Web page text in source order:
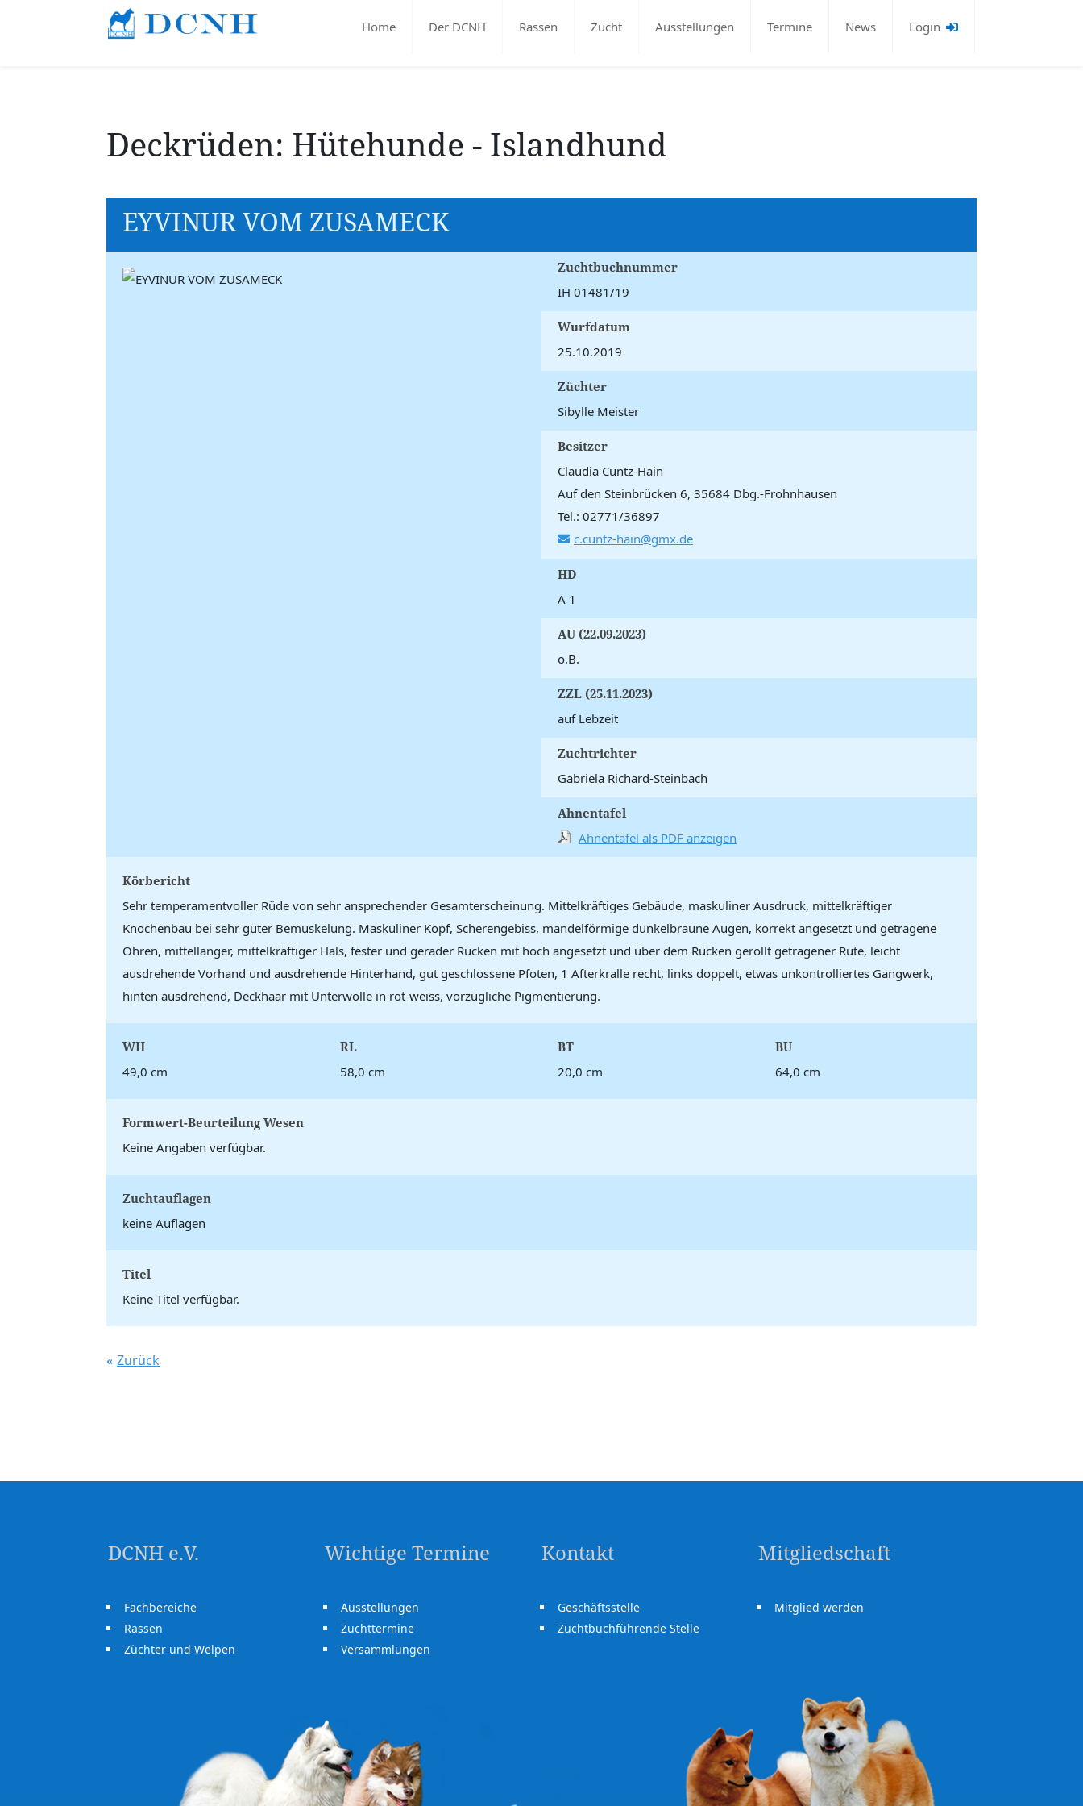
Home Der DCNH Rassen Zucht Ausstellungen Termine News Login
Deckrüden: Hütehunde - Islandhund
EYVINUR VOM ZUSAMECK
Zuchtbuchnummer
IH 01481/19
Wurfdatum
25.10.2019
Züchter
Sibylle Meister
Besitzer
Claudia Cuntz-Hain
Auf den Steinbrücken 6, 35684 Dbg.-Frohnhausen
Tel.: 02771/36897
c.cuntz-hain@gmx.de
HD
A 1
AU (22.09.2023)
o.B.
ZZL (25.11.2023)
auf Lebzeit
Zuchtrichter
Gabriela Richard-Steinbach
Ahnentafel
Ahnentafel als PDF anzeigen
Körbericht
Sehr temperamentvoller Rüde von sehr ansprechender Gesamterscheinung. Mittelkräftiges Gebäude, maskuliner Ausdruck, mittelkräftiger
Knochenbau bei sehr guter Bemuskelung. Maskuliner Kopf, Scherengebiss, mandelförmige dunkelbraune Augen, korrekt angesetzt und getragene
Ohren, mittellanger, mittelkräftiger Hals, fester und gerader Rücken mit hoch angesetzt und über dem Rücken gerollt getragener Rute, leicht
ausdrehende Vorhand und ausdrehende Hinterhand, gut geschlossene Pfoten, 1 Afterkralle recht, links doppelt, etwas unkontrolliertes Gangwerk,
hinten ausdrehend, Deckhaar mit Unterwolle in rot-weiss, vorzügliche Pigmentierung.
WH
49,0 cm
RL
58,0 cm
BT
20,0 cm
BU
64,0 cm
Formwert-Beurteilung Wesen
Keine Angaben verfügbar.
Zuchtauflagen
keine Auflagen
Titel
Keine Titel verfügbar.
Zurück
DCNH e.V.
Fachbereiche
Rassen
Züchter und Welpen
Wichtige Termine
Ausstellungen
Zuchttermine
Versammlungen
Kontakt
Geschäftsstelle
Zuchtbuchführende Stelle
Mitgliedschaft
Mitglied werden